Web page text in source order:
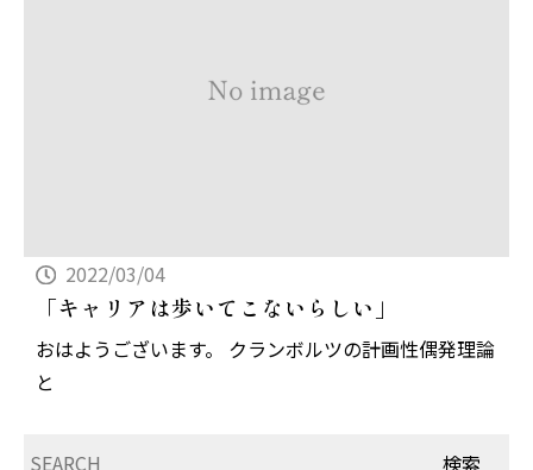
2022/03/04
「キャリアは歩いてこないらしい」
おはようございます。 クランボルツの計画性偶発理論
と